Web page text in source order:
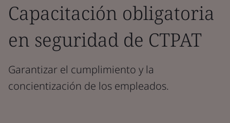
Capacitación obligatoria
en seguridad de CTPAT
Garantizar el cumplimiento y la
concientización de los empleados.